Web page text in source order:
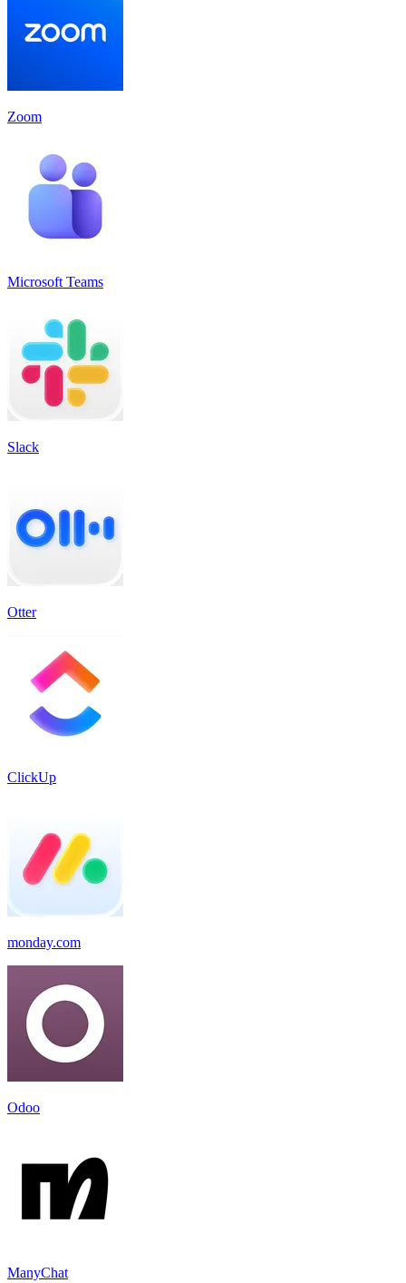
Zoom
Microsoft Teams
Slack
Otter
ClickUp
monday.com
Odoo
ManyChat